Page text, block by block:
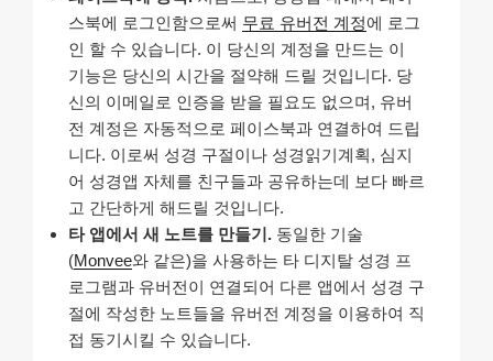
스북에 로그인함으로써 무료 유버전 계정에 로그
인 할 수 있습니다. 이 당신의 계정을 만드는 이
기능은 당신의 시간을 절약해 드릴 것입니다. 당
신의 이메일로 인증을 받을 필요도 없으며, 유버
전 계정은 자동적으로 페이스북과 연결하여 드립
니다. 이로써 성경 구절이나 성경읽기계획, 심지
어 성경앱 자체를 친구들과 공유하는데 보다 빠르
고 간단하게 해드릴 것입니다.
타 앱에서 새 노트를 만들기. 동일한 기술
(Monvee와 같은)을 사용하는 타 디지탈 성경 프
로그램과 유버전이 연결되어 다른 앱에서 성경 구
절에 작성한 노트들을 유버전 계정을 이용하여 직
접 동기시킬 수 있습니다.